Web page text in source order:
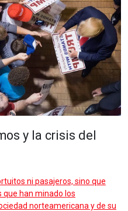
y la crisis del
ni pasajeros, sino que
han minado los
norteamericana y de su